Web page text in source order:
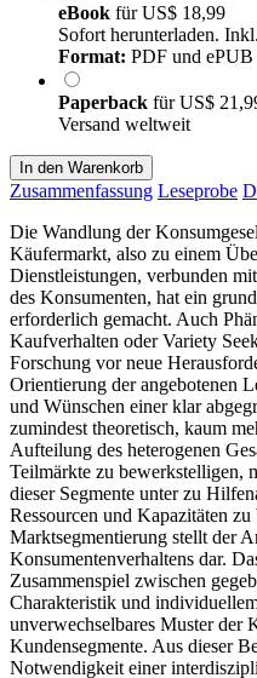
eBook fürUS$ 18,99
Sofort herunterladen.
Format: PDF und ePUB
Paperback fürUS$
Versand weltweit
In den Warenkorb
Zusammenfassung Leseprobe
Die Wandlung der
Käufermarkt, also zu einem
Dienstleistungen, verbunden
des Konsumenten, hat ein
erforderlich gemacht. Auch
Kaufverhalten oder Variety
Forschung vor neue
Orientierung der angebotenen
und Wünschen einer klar
zumindest theoretisch, kaum
Aufteilung des heterogenen
Teilmärkte zu bewerkstelligen,
dieser Segmente unter zu
Ressourcen und Kapazitäten
Marktsegmentierung stellt der
Konsumentenverhaltens dar.
Zusammenspiel zwischen
Charakteristik und
unverwechselbares Muster der
Kundensegmente. Aus dieser
Notwendigkeit einer